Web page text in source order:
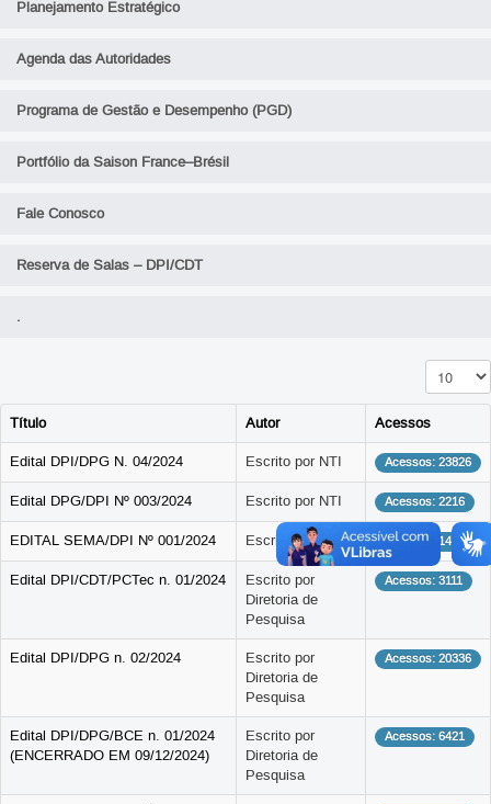
Planejamento Estratégico
Agenda das Autoridades
Programa de Gestão e Desempenho (PGD)
Portfólio da Saison France–Brésil
Fale Conosco
Reserva de Salas – DPI/CDT
.
Exibir #
Título Autor Acessos
Edital DPI/DPG N. 04/2024 Escrito por NTI Acessos: 23826
Edital DPG/DPI Nº 003/2024 Escrito por NTI Acessos: 2216
EDITAL SEMA/DPI Nº 001/2024 Escrito por NTI Acessos: 1401
Edital DPI/CDT/PCTec n. 01/2024
Escrito por
Diretoria de
Pesquisa
Acessos: 3111
Edital DPI/DPG n. 02/2024
Escrito por
Diretoria de
Pesquisa
Acessos: 20336
Edital DPI/DPG/BCE n. 01/2024
(ENCERRADO EM 09/12/2024)
Escrito por
Diretoria de
Pesquisa
Acessos: 6421